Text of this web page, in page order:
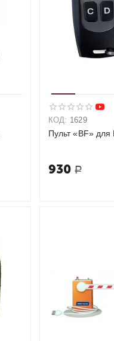
КОД: 1629
Пульт «BF» для
930 Р